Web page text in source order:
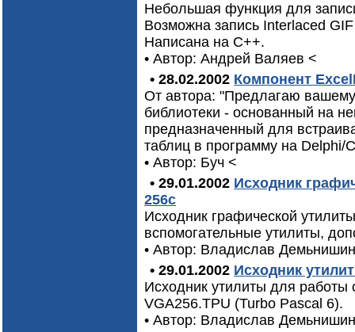
Hебольшая функция для
Возможна запись Interlaced
Написана на С++.
• Автор: Андpей Валяев <
• 28.02.2002 Компонент
От автора: "Предлагаю
библиотеки - основанный на
предназначенный для
таблиц в программу на Delphi/
• Автор: Буч <
• 29.01.2002 Исходник
256c
Исходник графической
вспомогательные утилиты,
• Автор: Владислав
• 29.01.2002 Исходник
Исходник утилиты для
VGA256.TPU (Turbo Pascal 6).
• Автор: Владислав